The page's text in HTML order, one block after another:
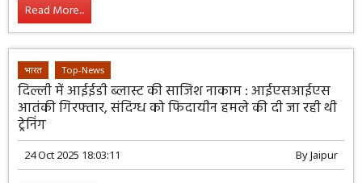
Read More...
भारत Top-News
दिल्ली में आईईडी ब्लास्ट की साजिश नाकाम : आईएसआईएस
आतंकी गिरफ्तार, संदिग्ध को फिदायीन हमले की दी जा रही थी
ट्रेनिंग
24 Oct 2025 18:03:11 ByJaipur